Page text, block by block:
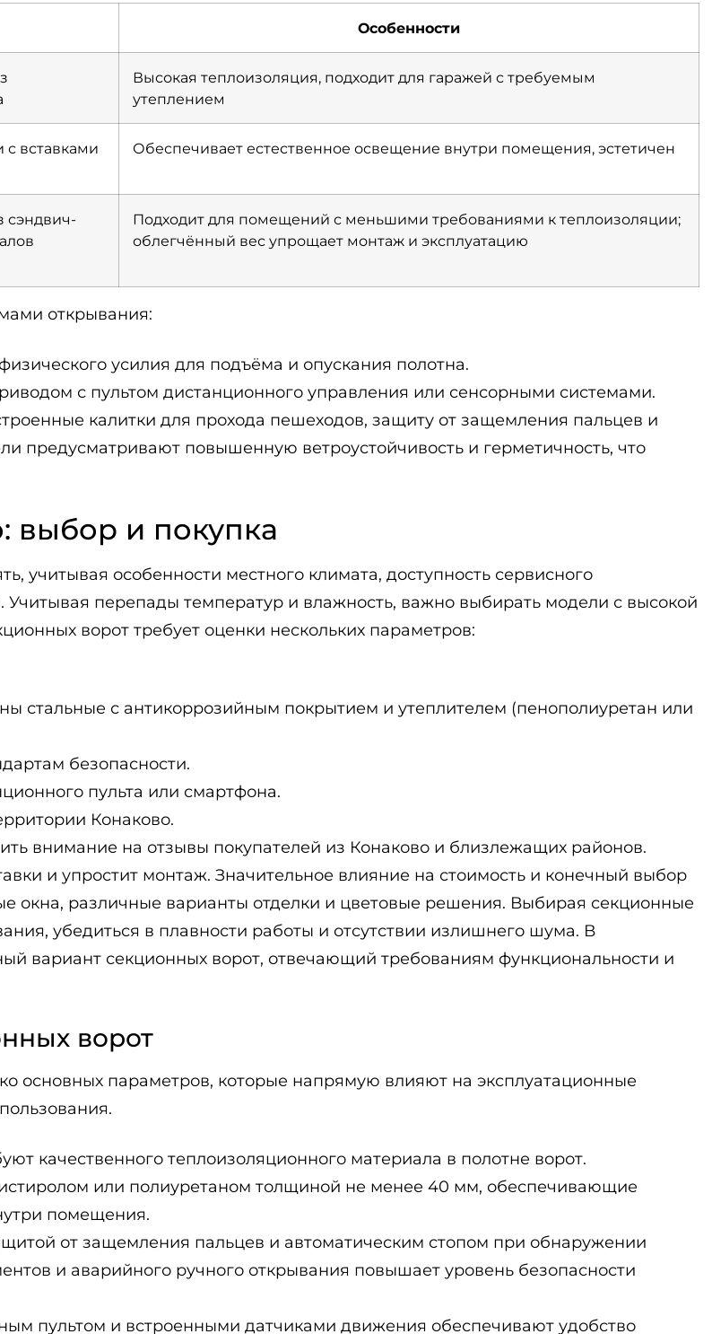
Особенности
Высокая теплоизоляция, подходит для гаражей с требуемым
утеплением
вставками
Обеспечивает естественное освещение внутри помещения, эстетичен
Подходит для помещений с меньшими требованиями к теплоизоляции;
облегчённый вес упрощает монтаж и эксплуатацию
открывания:
усилия для подъёма и опускания полотна.
с пультом дистанционного управления или сенсорными системами.
калитки для прохода пешеходов, защиту от защемления пальцев и
предусматривают повышенную ветроустойчивость и герметичность, что
выбор и покупка
учитывая особенности местного климата, доступность сервисного
Учитывая перепады температур и влажность, важно выбирать модели с высокой
ворот требует оценки нескольких параметров:
стальные с антикоррозийным покрытием и утеплителем (пенополиуретан или
безопасности.
пульта или смартфона.
Конаково.
внимание на отзывы покупателей из Конаково и близлежащих районов.
и упростит монтаж. Значительное влияние на стоимость и конечный выбор
окна, различные варианты отделки и цветовые решения. Выбирая секционные
убедиться в плавности работы и отсутствии излишнего шума. В
вариант секционных ворот, отвечающий требованиям функциональности и
ворот
основных параметров, которые напрямую влияют на эксплуатационные
качественного теплоизоляционного материала в полотне ворот.
или полиуретаном толщиной не менее 40 мм, обеспечивающие
помещения.
от защемления пальцев и автоматическим стопом при обнаружении
и аварийного ручного открывания повышает уровень безопасности
пультом и встроенными датчиками движения обеспечивают удобство